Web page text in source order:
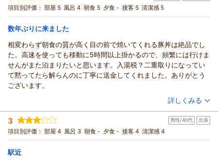
を心がけております。
これからも、いつでもご家族皆様が笑顔でお過ごしいただける
ホテルであり続けられるよう、より一層のサービス向上に努め
てまいります。
また皆様にお会いできる日を、スタッフ一同心より楽しみにお
待ち申し上げております。
支配人
フロント 松村
1階レストラン「YOKO-HAI」にて16時から21時最終入店まで
の間お召し上がりいただけます。
お客様もおっしゃいますように､ビールをはじめとしたアルコー
ソフトドリンクも提供しておりますので、次回お越しの際も是
非ご利用いただければと存じます。
17時以降は有料ではありますがフライドポテトなどの軽食もご
用意しております｡
是非お試しいただければ幸いです。
今後ともお客様により快適にお過ごしいt抱けるホテルを目指し
最後になりますが､本日はお忙しい中ご宿泊の感想をお寄せいた
だき誠にありがとうございます｡
またお客様とお会いできる日を心よりお待ちいたしておりま
す。
宿泊プラン： 【カード決済限定 返金不可】特別料金＆ポイント6%でお得に
泊まろう-朝食付-
シングル 朝のみ
宿泊価格帯： 10,001～11,000円(大人一人あたり/税込)
リッチモンドホテル帯広駅前からの返信
この度はリッチモンドホテル帯広駅前へご宿泊いただきまして
誠にありがとうございます。
たくさんのお褒めのお言葉をお寄せいただけましたこと､
スタッフ一同恐縮ながら大変嬉しくクチコミを拝読させていた
ご朝食につきましてお楽しみいただけたようで安心いたしまし
た｡
私どもの朝食は「自分でつくるオリジナル丼ぶり」をメインコ
ンセプトに
十勝・北海道を楽しんでいただけるようなメニューを取り揃え
項目別評価： 部屋 5 風呂 4 朝食 5 夕食 - 接客 5 清潔感 5
数年ぶりに来ました
相変わらず朝食の質が高く目の前で焼いてくれる豚丼は絶品でし
た。高速を使っても移動に5時間以上掛かるので、頻繁には行けま
せんがまた泊まりたいと思います。入湯税？二重取りになってい
て黙ってたら解らんのに丁寧に送金してくれました。ありがとう
ございます。
（投稿日：2026/06/09）
宿泊時期： 2026年05月宿泊 (子連れ旅行)
投稿者： ありんこさん
宿泊プラン： 【早期割28】28日前までの予約でお得に泊まろう－朝食付－
シングル 朝のみ
宿泊価格帯：
詳しくみる
3 男性/40代 出張
項目別評価： 部屋 4 風呂 3 朝食 - 夕食 - 接客 4 清潔感 4
駅近